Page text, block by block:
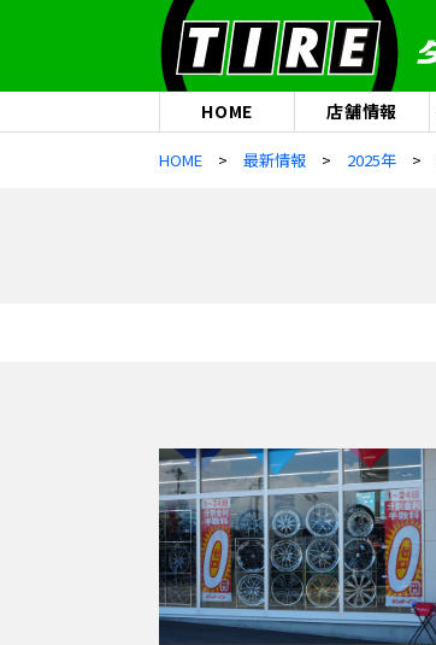
HOME 店舗情報
HOME 最新情報 2025年